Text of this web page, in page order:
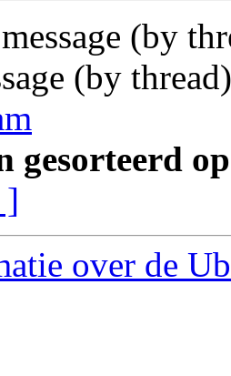
(by
(by
gesorteerd
]
over de